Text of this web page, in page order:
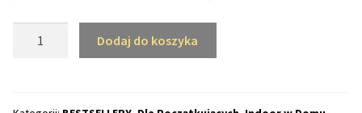
Duże Oryginalne Opakowania
Dodaj do koszyka